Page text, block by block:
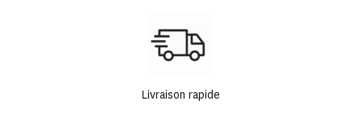
Livraison rapide